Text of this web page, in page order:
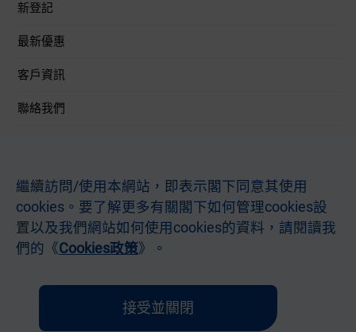
新登記
最新優惠
客戶資訊
聯絡我們
條款及條件 私隱聲明 本網站使用條款
不歧視及不騷擾聲明
網站查詢
電郵查詢
貴金屬及寶石A類註冊交易商 (註冊號碼 ：A-B-24-11-08337 / A-B-24-11-08384)
繼續訪問/使用本網站，即表示閣下同意其使用
cookies。要了解更多有關閣下如何管理cookies設
置以及我們網站如何使用cookies的資料，請閱讀我
們的《Cookies政策》。
接受並關閉